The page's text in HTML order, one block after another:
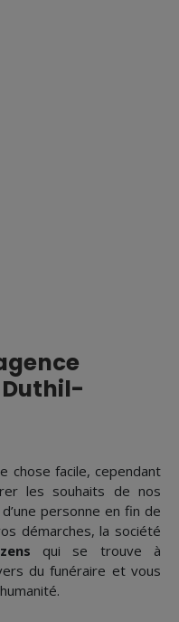
Duthil-
chose facile, cependant
les souhaits de nos
personne en fin de
démarches, la société
qui se trouve à
du funéraire et vous